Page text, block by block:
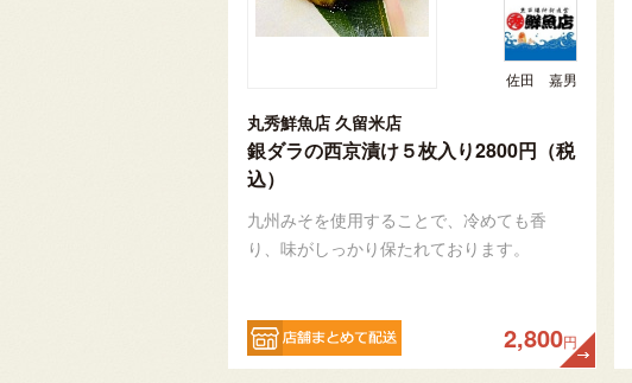
佐田 嘉男
丸秀鮮魚店 久留米店
銀ダラの西京漬け５枚入り2800円（税
込）
九州みそを使用することで、冷めても香
り、味がしっかり保たれております。
2,800円